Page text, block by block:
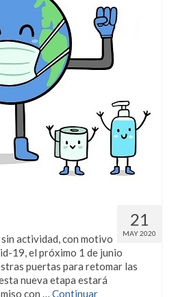
21
MAY 2020
sin actividad, con motivo
19, el próximo 1 de junio
puertas para retomar las
nueva etapa estará
con … Continuar